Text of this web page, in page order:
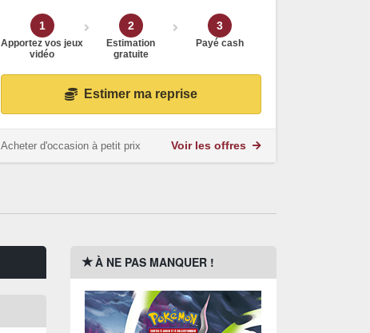
1
Apportez vos jeux
vidéo
2
Estimation
gratuite
3
Payé cash
Estimer ma reprise
Acheter d'occasion à petit prix Voir les offres
À NE PAS MANQUER !